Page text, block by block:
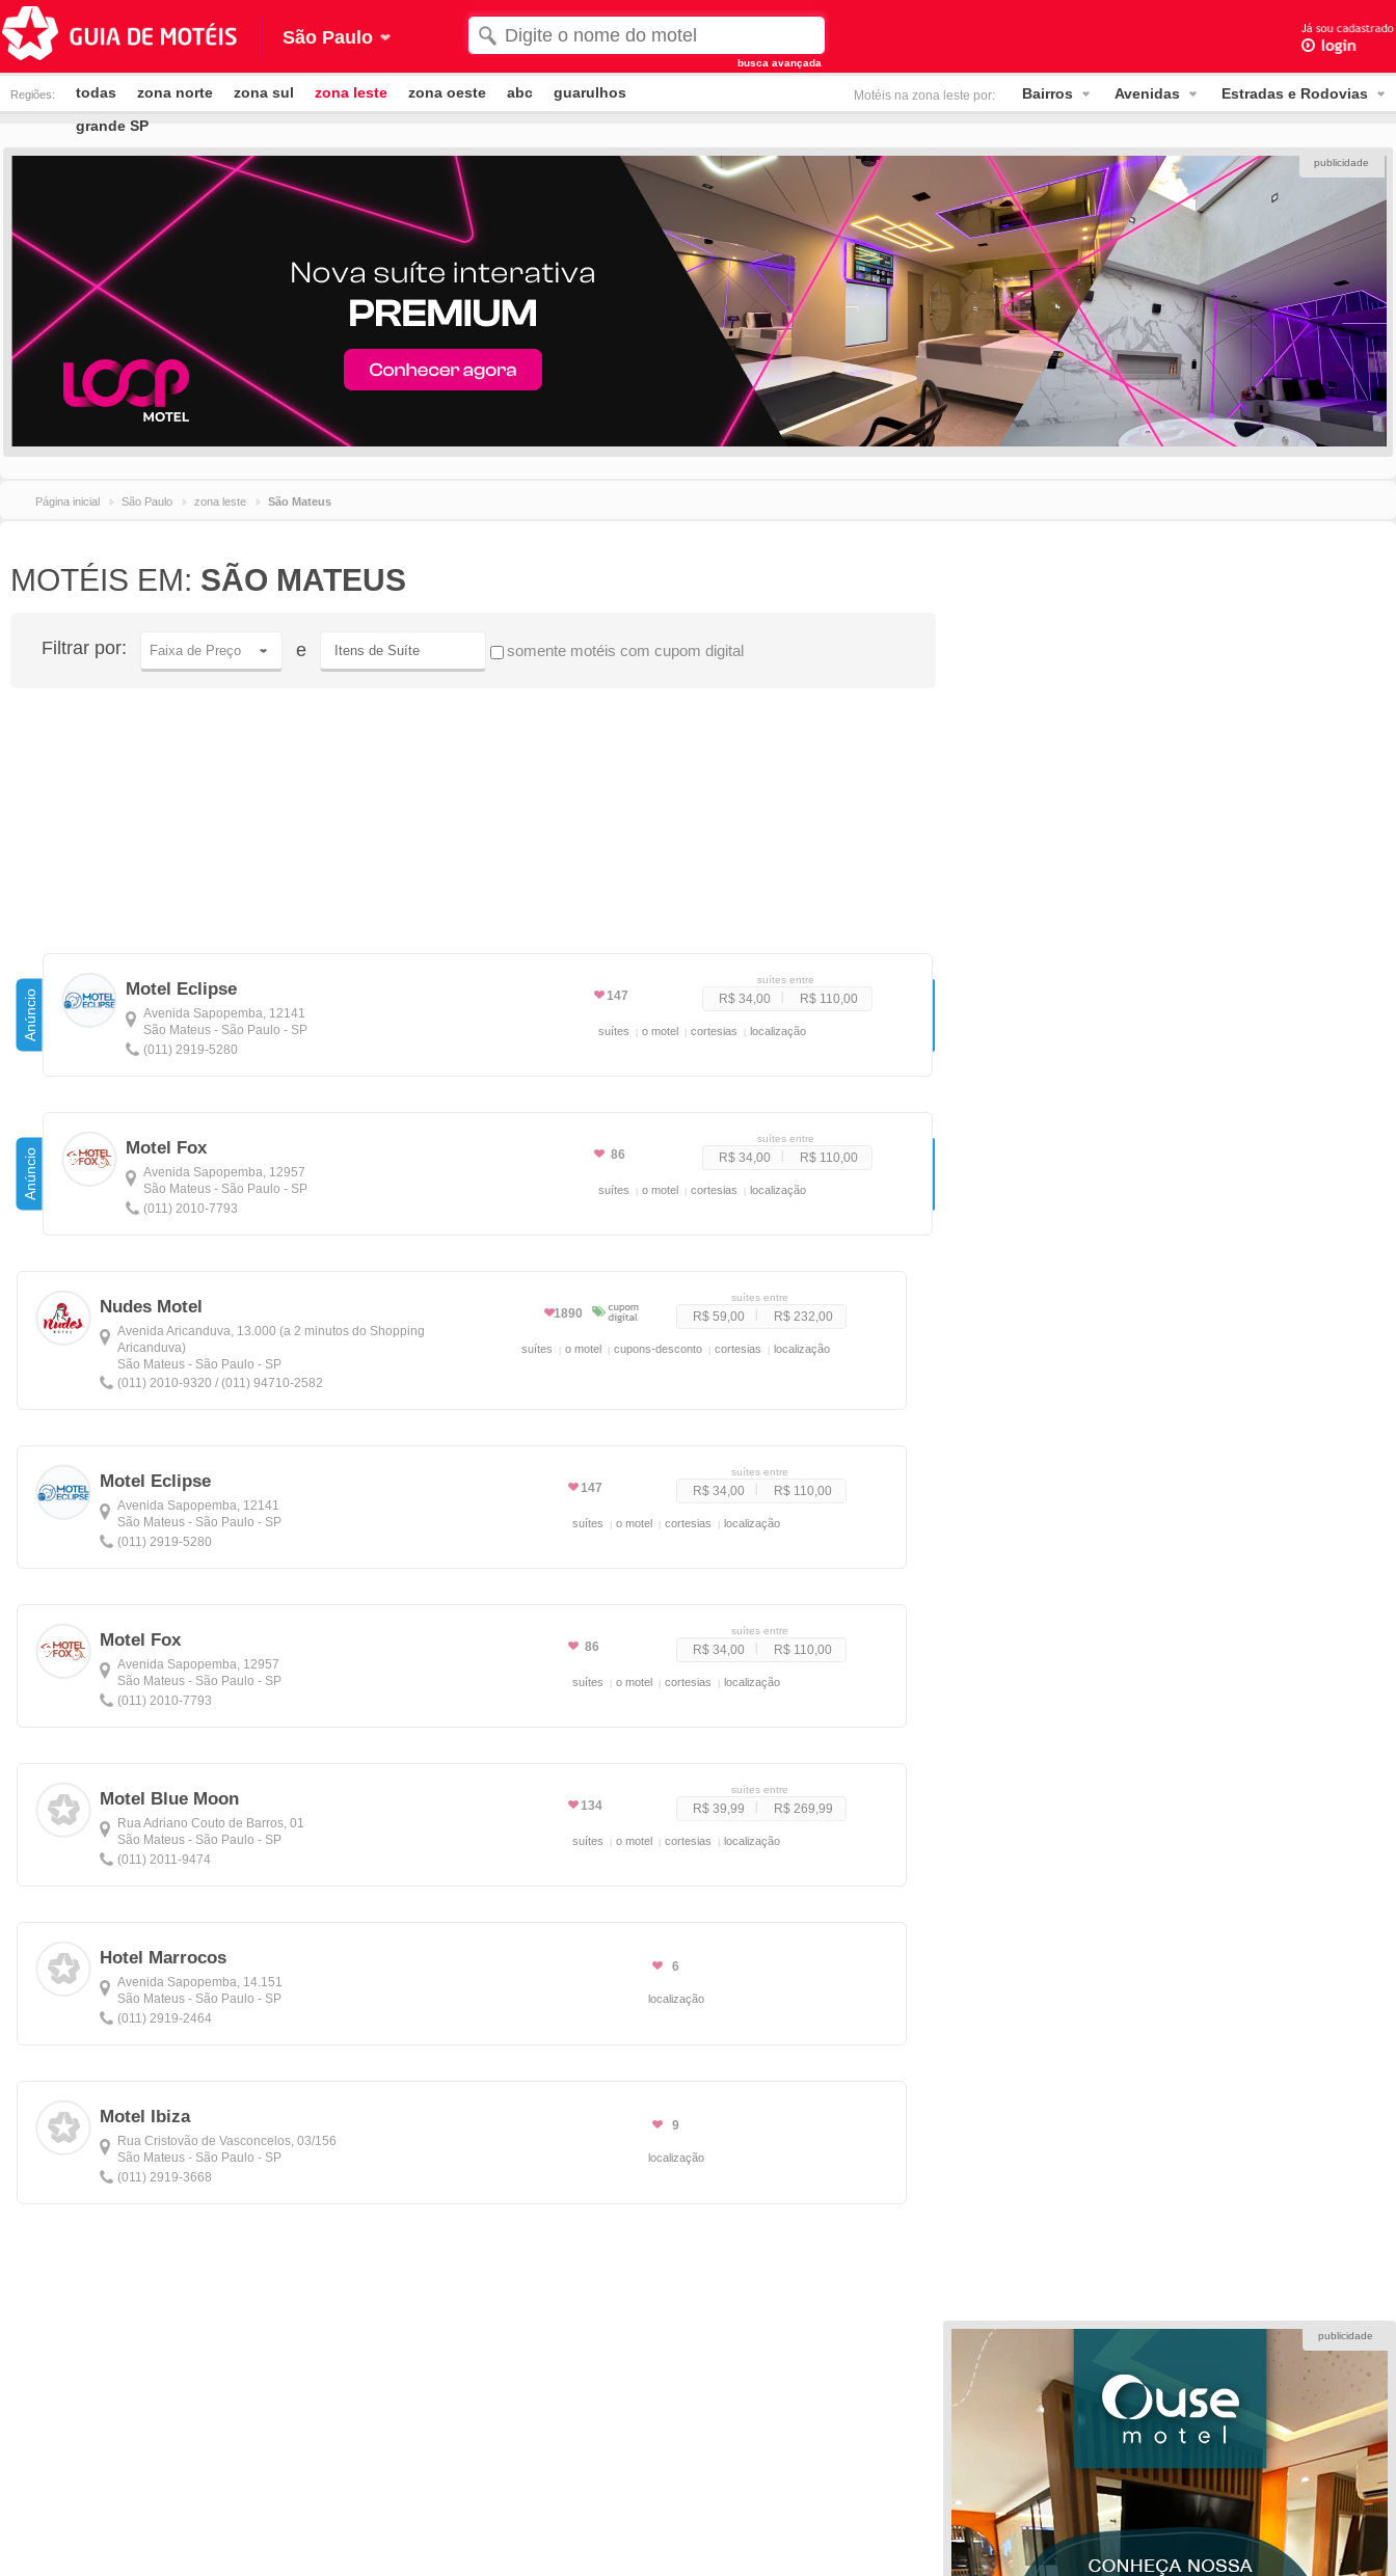
São Paulo
busca avançada
Regiões: todas zona norte zona sul zona leste zona oeste abc
guarulhos
grande SP
Motéis na zona leste por: Bairros Avenidas Estradas e Rodovias
publicidade
Página inicial São Paulo zona leste São Mateus
MOTÉIS EM: SÃO MATEUS
Filtrar por: Faixa de Preço e somente motéis com cupom digital
Anúncio Motel Eclipse
Avenida Sapopemba, 12141
São Mateus - São Paulo - SP
(011) 2919-5280
147
suítes entre
R$ 34,00 R$ 110,00
suítes o motel cortesias localização
Anúncio Motel Fox
Avenida Sapopemba, 12957
São Mateus - São Paulo - SP
(011) 2010-7793
86
suítes entre
R$ 34,00 R$ 110,00
suítes o motel cortesias localização
Nudes Motel
Avenida Aricanduva, 13.000 (a 2 minutos do Shopping
Aricanduva)
São Mateus - São Paulo - SP
(011) 2010-9320 / (011) 94710-2582
1890
suítes entre
R$ 59,00 R$ 232,00
suítes o motel cupons-desconto cortesias localização
Motel Eclipse
Avenida Sapopemba, 12141
São Mateus - São Paulo - SP
(011) 2919-5280
147
suítes entre
R$ 34,00 R$ 110,00
suítes o motel cortesias localização
Motel Fox
Avenida Sapopemba, 12957
São Mateus - São Paulo - SP
(011) 2010-7793
86
suítes entre
R$ 34,00 R$ 110,00
suítes o motel cortesias localização
Motel Blue Moon
Rua Adriano Couto de Barros, 01
São Mateus - São Paulo - SP
(011) 2011-9474
134
suítes entre
R$ 39,99 R$ 269,99
suítes o motel cortesias localização
Hotel Marrocos
Avenida Sapopemba, 14.151
São Mateus - São Paulo - SP
(011) 2919-2464
6
localização
Motel Ibiza
Rua Cristovão de Vasconcelos, 03/156
São Mateus - São Paulo - SP
(011) 2919-3668
9
localização
publicidade